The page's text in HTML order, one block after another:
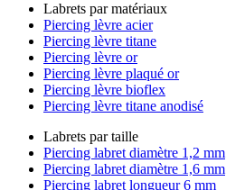
Labrets par matériaux
Piercing lèvre acier
Piercing lèvre titane
Piercing lèvre or
Piercing lèvre plaqué or
Piercing lèvre bioflex
Piercing lèvre titane anodisé
Labrets par taille
Piercing labret diamètre 1,2 mm
Piercing labret diamètre 1,6 mm
Piercing labret longueur 6 mm